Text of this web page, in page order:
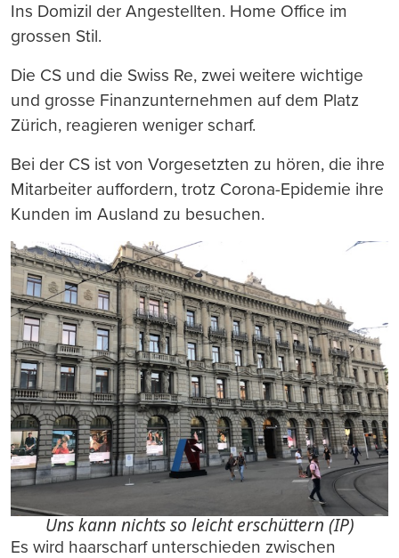
Ins Domizil der Angestellten. Home Office im
grossen Stil.
Die CS und die Swiss Re, zwei weitere wichtige
und grosse Finanzunternehmen auf dem Platz
Zürich, reagieren weniger scharf.
Bei der CS ist von Vorgesetzten zu hören, die ihre
Mitarbeiter auffordern, trotz Corona-Epidemie ihre
Kunden im Ausland zu besuchen.
Uns kann nichts so leicht erschüttern (IP)
Es wird haarscharf unterschieden zwischen